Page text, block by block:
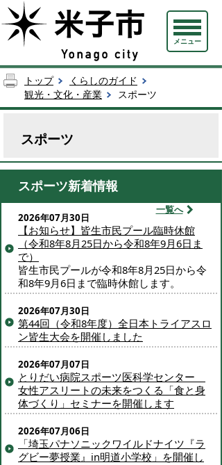
メニュー
トップ
くらしのガイド
観光・文化・産業
スポーツ
スポーツ
スポーツ新着情報
一覧へ
2026年07月30日
【お知らせ】皆生市民プール臨時休館
（令和8年8月25日から令和8年9月6日ま
で）
皆生市民プールが令和8年8月25日から令
和8年9月6日まで臨時休館します。
2026年07月30日
第44回（令和8年度）全日本トライアスロ
ン皆生大会を開催しました
2026年07月07日
とりだい病院スポーツ医科学センター
女性アスリートの未来をつくる「食と身
体づくり」セミナーを開催します
2026年07月06日
「埼玉パナソニックワイルドナイツ『ラ
グビー夢授業』in明道小学校」を開催し